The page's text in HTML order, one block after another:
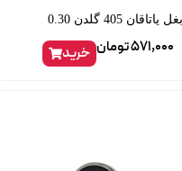
بغل یاتاقان 405 گلدن 0.30
571,000تومان خرید